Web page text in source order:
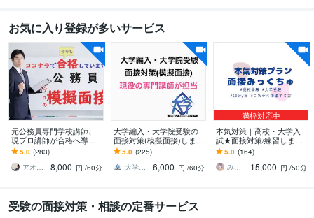
お気に入り登録が多いサービス
元公務員専門学校講師、
現プロ講師が合格へ導き
ます ３名限定で親身にみ
るので合格続出！本業で
は上位合格続出！
5.0 (283)
アオイ先生 ／公務員対策現役プロ講師
8,000 円 /60分
大学編入・大学院受験の
面接対策(模擬面接)します
大学編入、大学院、MBA
を目指す方へ、現役の専
門講師が面接
5.0 (225)
大学編入・大学院受験センター
6,000 円 /60分
満枠対応中
本気対策｜高校・大学入
試★面接対策/練習します
最大5回パック！【国語の
教員免許取得★塾講師経
験有】
5.0 (164)
みっくちゅ
15,000 円 /50分
受験の面接対策・相談の定番サービス